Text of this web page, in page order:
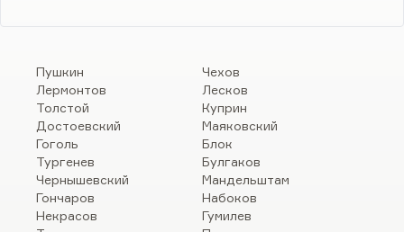
Пушкин
Лермонтов
Толстой
Достоевский
Гоголь
Тургенев
Чернышевский
Гончаров
Некрасов
Чехов
Лесков
Куприн
Маяковский
Блок
Булгаков
Мандельштам
Набоков
Гумилев